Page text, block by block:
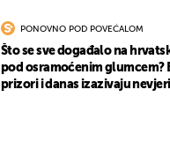
PONOVNO POD POVEĆALOM
Što se sve događalo na
pod osramoćenim glumcem?
prizori i danas izazivaju